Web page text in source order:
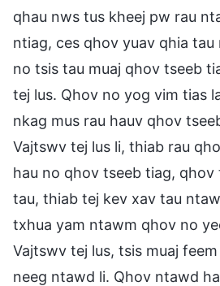
qhau nws tus kheej pw rau
ntiag, ces qhov yuav qhia tau
no tsis tau muaj qhov tseeb
tej lus. Qhov no yog vim tias
nkag mus rau hauv qhov
Vajtswv tej lus li, thiab rau
hau no qhov tseeb tiag, qhov
tau, thiab tej kev xav tau
txhua yam ntawm qhov no
Vajtswv tej lus, tsis muaj
neeg ntawd li. Qhov ntawd